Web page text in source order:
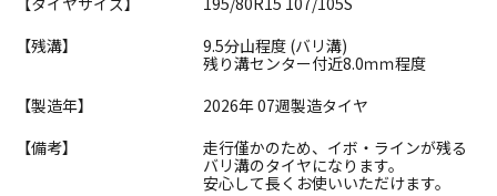
【残溝】
9.5分山程度 (バリ溝)
残り溝センター付近8.0ｍｍ程度
【製造年】
2026年 07週製造タイヤ
【備考】
走行僅かのため、イボ・ラインが残る
バリ溝のタイヤになります。
安心して長くお使いいただけます。